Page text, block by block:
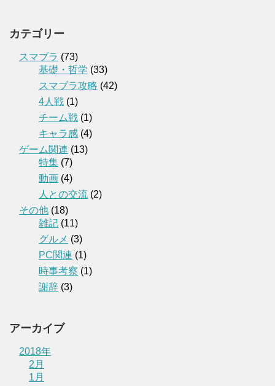
カテゴリー
スマブラ (73)
基礎・哲学 (33)
スマブラ攻略 (42)
4人戦 (1)
チーム戦 (1)
キャラ感 (4)
ゲーム関連 (13)
特集 (7)
動画 (4)
人との交流 (2)
その他 (18)
雑記 (11)
グルメ (3)
PC関連 (1)
時事考察 (1)
謝辞 (3)
アーカイブ
2018年
2月
1月